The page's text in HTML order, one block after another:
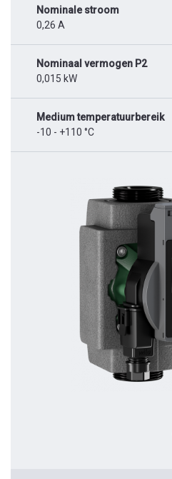
Nominale stroom
0,26 A
Nominaal vermogen P2
0,015 kW
Medium temperatuurbereik
-10 - +110 °C